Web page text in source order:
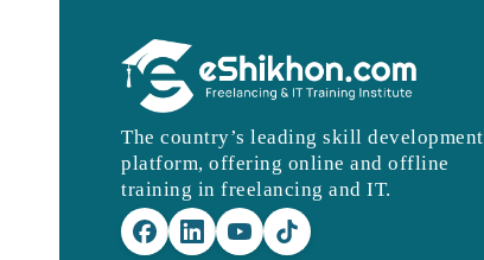
The country’s leading skill development
platform, offering online and offline
training in freelancing and IT.